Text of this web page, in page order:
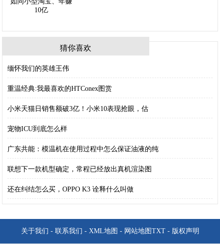
猜你喜欢
缅怀我们的英雄王伟
重温经典:我最喜欢的HTConex图赏
小米天猫日销售额破3亿！小米10表现抢眼，估
宠物ICU到底怎么样
广东共能：模温机在使用过程中怎么保证油液的纯
联想下一款机型确定，常程已经放出真机渲染图
还在纠结怎么买，OPPO K3 诠释什么叫做
关于我们 - 联系我们 - XML地图 - 网站地图 TXT- 版权声明